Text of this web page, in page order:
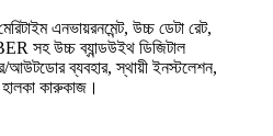
এনভায়রনমেন্ট, উচ্চ ডেটা রেট,
সহ উচ্চ ব্যান্ডউইথ ডিজিটাল
ব্যবহার, স্থায়ী ইনস্টলেশন,
কারুকাজ।